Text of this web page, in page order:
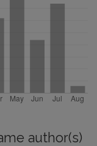
author(s)